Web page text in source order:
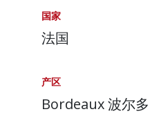
国家
法国
产区
Bordeaux 波尔多